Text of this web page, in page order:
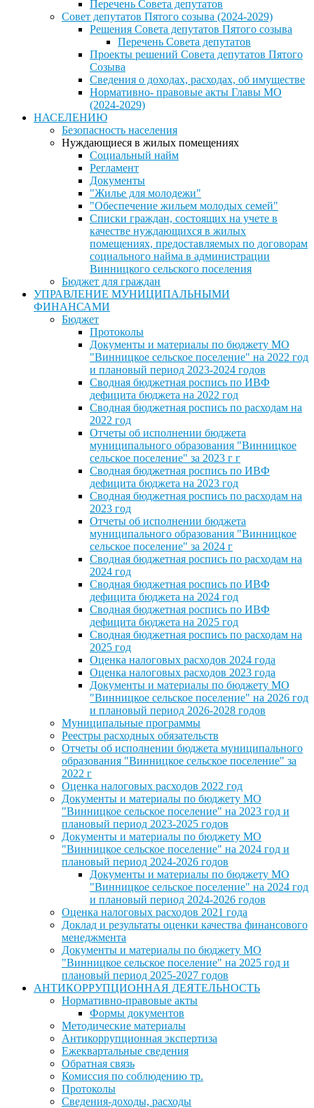
Перечень Совета депутатов
Совет депутатов Пятого созыва (2024-2029)
Решения Совета депутатов Пятого созыва
Перечень Совета депутатов
Проекты решений Совета депутатов Пятого
Созыва
Сведения о доходах, расходах, об имуществе
Нормативно- правовые акты Главы МО
(2024-2029)
НАСЕЛЕНИЮ
Безопасность населения
Нуждающиеся в жилых помещениях
Социальный найм
Регламент
Документы
"Жилье для молодежи"
"Обеспечение жильем молодых семей"
Списки граждан, состоящих на учете в
качестве нуждающихся в жилых
помещениях, предоставляемых по договорам
социального найма в администрации
Винницкого сельского поселения
Бюджет для граждан
УПРАВЛЕНИЕ МУНИЦИПАЛЬНЫМИ
ФИНАНСАМИ
Бюджет
Протоколы
Документы и материалы по бюджету МО
"Винницкое сельское поселение" на 2022 год
и плановый период 2023-2024 годов
Сводная бюджетная роспись по ИВФ
дефицита бюджета на 2022 год
Сводная бюджетная роспись по расходам на
2022 год
Отчеты об исполнении бюджета
муниципального образования "Винницкое
сельское поселение" за 2023 г г
Сводная бюджетная роспись по ИВФ
дефицита бюджета на 2023 год
Сводная бюджетная роспись по расходам на
2023 год
Отчеты об исполнении бюджета
муниципального образования "Винницкое
сельское поселение" за 2024 г
Сводная бюджетная роспись по расходам на
2024 год
Сводная бюджетная роспись по ИВФ
дефицита бюджета на 2024 год
Сводная бюджетная роспись по ИВФ
дефицита бюджета на 2025 год
Сводная бюджетная роспись по расходам на
2025 год
Оценка налоговых расходов 2024 года
Оценка налоговых расходов 2023 года
Документы и материалы по бюджету МО
"Винницкое сельское поселение" на 2026 год
и плановый период 2026-2028 годов
Муниципальные программы
Реестры расходных обязательств
Отчеты об исполнении бюджета муниципального
образования "Винницкое сельское поселение" за
2022 г
Оценка налоговых расходов 2022 год
Документы и материалы по бюджету МО
"Винницкое сельское поселение" на 2023 год и
плановый период 2023-2025 годов
Документы и материалы по бюджету МО
"Винницкое сельское поселение" на 2024 год и
плановый период 2024-2026 годов
Документы и материалы по бюджету МО
"Винницкое сельское поселение" на 2024 год
и плановый период 2024-2026 годов
Оценка налоговых расходов 2021 года
Доклад и результаты оценки качества финансового
менеджмента
Документы и материалы по бюджету МО
"Винницкое сельское поселение" на 2025 год и
плановый период 2025-2027 годов
АНТИКОРРУПЦИОННАЯ ДЕЯТЕЛЬНОСТЬ
Нормативно-правовые акты
Формы документов
Методические материалы
Антикоррупционная экспертиза
Ежеквартальные сведения
Обратная связь
Комиссия по соблюдению тр.
Протоколы
Сведения-доходы, расходы